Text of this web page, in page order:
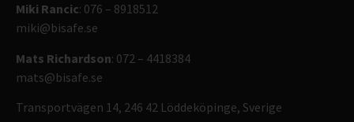
Miki Rancic: 076 – 8918512
miki@bisafe.se
Mats Richardson: 072 – 4418384
mats@bisafe.se
Transportvägen 14, 246 42 Löddeköpinge, Sverige